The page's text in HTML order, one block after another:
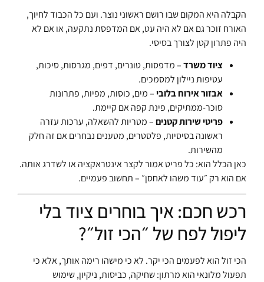
הקבלה היא המקום שבו רושם ראשוני נוצר. ועם כל הכבוד לחיוך,
האורח זוכר גם אם לא היה עט, אם המדפסת נתקעה, או אם לא
היה פתרון קטן לצורך בסיסי.
ציוד משרד– מדפסות, טונרים, דפים, מגרסות, סיכות,
עטיפות ניילון למסמכים.
אבזור אירוח בלובי– מים, כוסות, מפיות, פתרונות
סוכר-ממתיקים, פינת קפה אם קיימת.
פריטי שירות קטנים– מטריות להשאלה, ערכות עזרה
ראשונה בסיסיות, פלסטרים, מטענים נבחרים אם זה חלק
מהשירות.
כאן הכלל הוא: כל פריט אמור לקצר אינטראקציה או לשדרג אותה.
אם הוא רק ״עוד משהו לאחסן״ – תחשוב פעמיים.
רכש חכם: איך בוחרים ציוד בלי
ליפול לפח של ״הכי זול״?
הכי זול הוא לפעמים הכי יקר. לא כי מישהו רימה אותך, אלא כי
תפעול מלונאי הוא מרתון: שחיקה, כביסות, ניקיון, שימוש